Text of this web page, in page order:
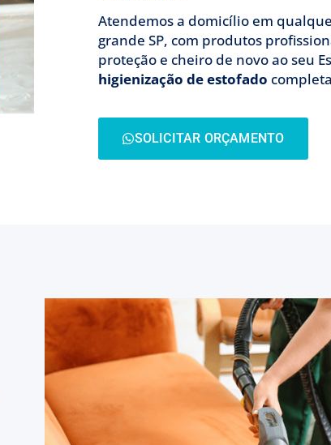
Atendemos a domicílio em
grande SP, com produtos
proteção e cheiro de novo ao seu
higienização de estofado
SOLICITAR ORÇAMENTO